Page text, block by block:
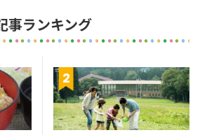
事ランキング